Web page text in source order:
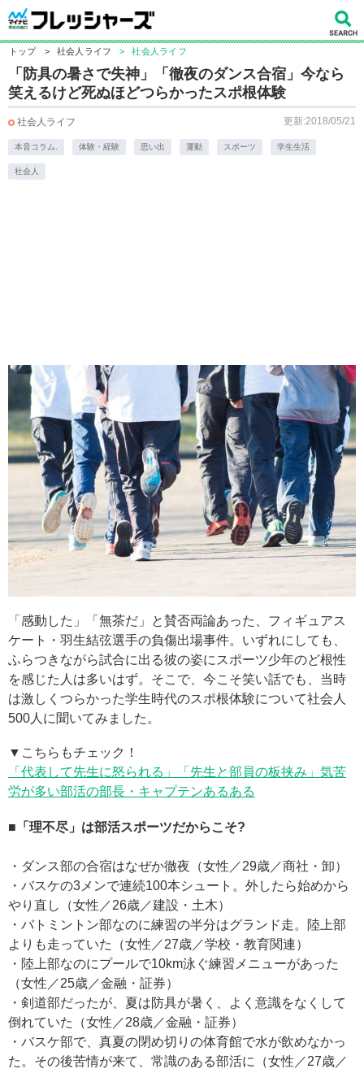
トップ > 社会人ライフ > 社会人ライフ
「防具の暑さで失神」「徹夜のダンス合宿」今なら
笑えるけど死ぬほどつらかったスポ根体験
社会人ライフ 更新:2018/05/21
本音コラム. 体験・経験 思い出 運動 スポーツ 学生生活
社会人
「感動した」「無茶だ」と賛否両論あった、フィギュアス
ケート・羽生結弦選手の負傷出場事件。いずれにしても、
ふらつきながら試合に出る彼の姿にスポーツ少年のど根性
を感じた人は多いはず。そこで、今こそ笑い話でも、当時
は激しくつらかった学生時代のスポ根体験について社会人
500人に聞いてみました。
▼こちらもチェック！
「代表して先生に怒られる」「先生と部員の板挟み」気苦
労が多い部活の部長・キャプテンあるある
■「理不尽」は部活スポーツだからこそ?
・ダンス部の合宿はなぜか徹夜（女性／29歳／商社・卸）
・バスケの3メンで連続100本シュート。外したら始めから
やり直し（女性／26歳／建設・土木）
・バトミントン部なのに練習の半分はグランド走。陸上部
よりも走っていた（女性／27歳／学校・教育関連）
・陸上部なのにプールで10km泳ぐ練習メニューがあった
（女性／25歳／金融・証券）
・剣道部だったが、夏は防具が暑く、よく意識をなくして
倒れていた（女性／28歳／金融・証券）
・バスケ部で、真夏の閉め切りの体育館で水が飲めなかっ
た。その後苦情が来て、常識のある部活に（女性／27歳／